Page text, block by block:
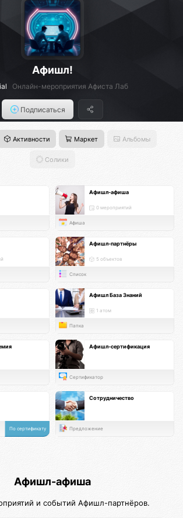
Афишл!
Онлайн-мероприятия Афиста Лаб
Подписаться
Активности Маркет Альбомы
Солики
Афишл-афиша
0 мероприятий
Афиша
Афишл-партнёры
5 объектов
Список
Афишл База Знаний
1 атом
Папка
Афишл-сертификация
Сертификатор
По сертификату
Сотрудничество
Предложение
Афишл-афиша
и событий Афишл-партнёров.